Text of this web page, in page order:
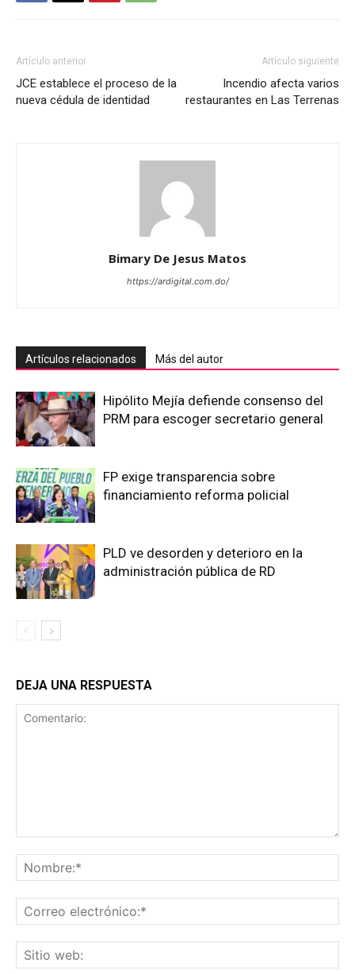
Artículo anterior
JCE establece el proceso de la
nueva cédula de identidad
Artículo siguiente
Incendio afecta varios
restaurantes en Las Terrenas
Bimary De Jesus Matos
https://ardigital.com.do/
Artículos relacionados Más del autor
Hipólito Mejía defiende consenso del
PRM para escoger secretario general
FP exige transparencia sobre
financiamiento reforma policial
PLD ve desorden y deterioro en la
administración pública de RD
DEJA UNA RESPUESTA